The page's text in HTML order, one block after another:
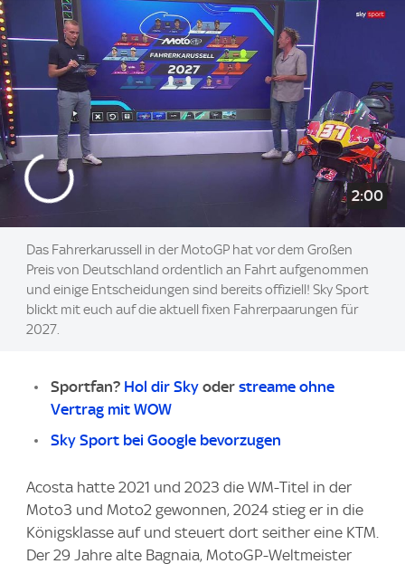
2:00
Das Fahrerkarussell in der MotoGP hat vor dem Großen
Preis von Deutschland ordentlich an Fahrt aufgenommen
und einige Entscheidungen sind bereits offiziell! Sky Sport
blickt mit euch auf die aktuell fixen Fahrerpaarungen für
2027.
Sportfan? Hol dir Sky oder streame ohne
Vertrag mit WOW
Sky Sport bei Google bevorzugen
Acosta hatte 2021 und 2023 die WM-Titel in der
Moto3 und Moto2 gewonnen, 2024 stieg er in die
Königsklasse auf und steuert dort seither eine KTM.
Der 29 Jahre alte Bagnaia, MotoGP-Weltmeister